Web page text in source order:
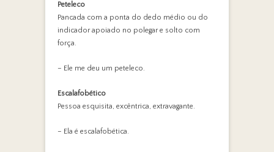
Peteleco
Pancada com a ponta do dedo médio ou do
indicador apoiado no polegar e solto com
força.
– Ele me deu um peteleco.
Escalafobético
Pessoa esquisita, excêntrica, extravagante.
– Ela é escalafobética.